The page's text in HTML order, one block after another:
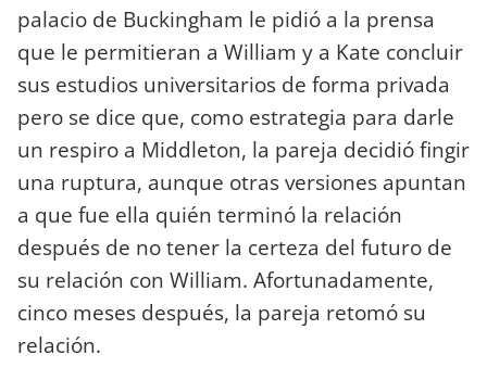
palacio de Buckingham le pidió a la prensa
que le permitieran a William y a Kate concluir
sus estudios universitarios de forma privada
pero se dice que, como estrategia para darle
un respiro a Middleton, la pareja decidió fingir
una ruptura, aunque otras versiones apuntan
a que fue ella quién terminó la relación
después de no tener la certeza del futuro de
su relación con William. Afortunadamente,
cinco meses después, la pareja retomó su
relación.